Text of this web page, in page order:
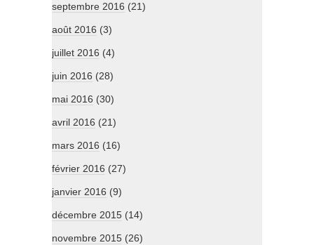
septembre 2016 (21)
août 2016 (3)
juillet 2016 (4)
juin 2016 (28)
mai 2016 (30)
avril 2016 (21)
mars 2016 (16)
février 2016 (27)
janvier 2016 (9)
décembre 2015 (14)
novembre 2015 (26)